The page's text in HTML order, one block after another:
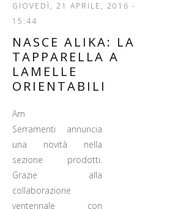
GIOVEDÌ, 21 APRILE, 2016 -
15:44
NASCE ALIKA: LA
TAPPARELLA A
LAMELLE
ORIENTABILI
Am
Serramenti
annuncia
una novità nella
sezione prodotti.
Grazie alla
collaborazione
ventennale con